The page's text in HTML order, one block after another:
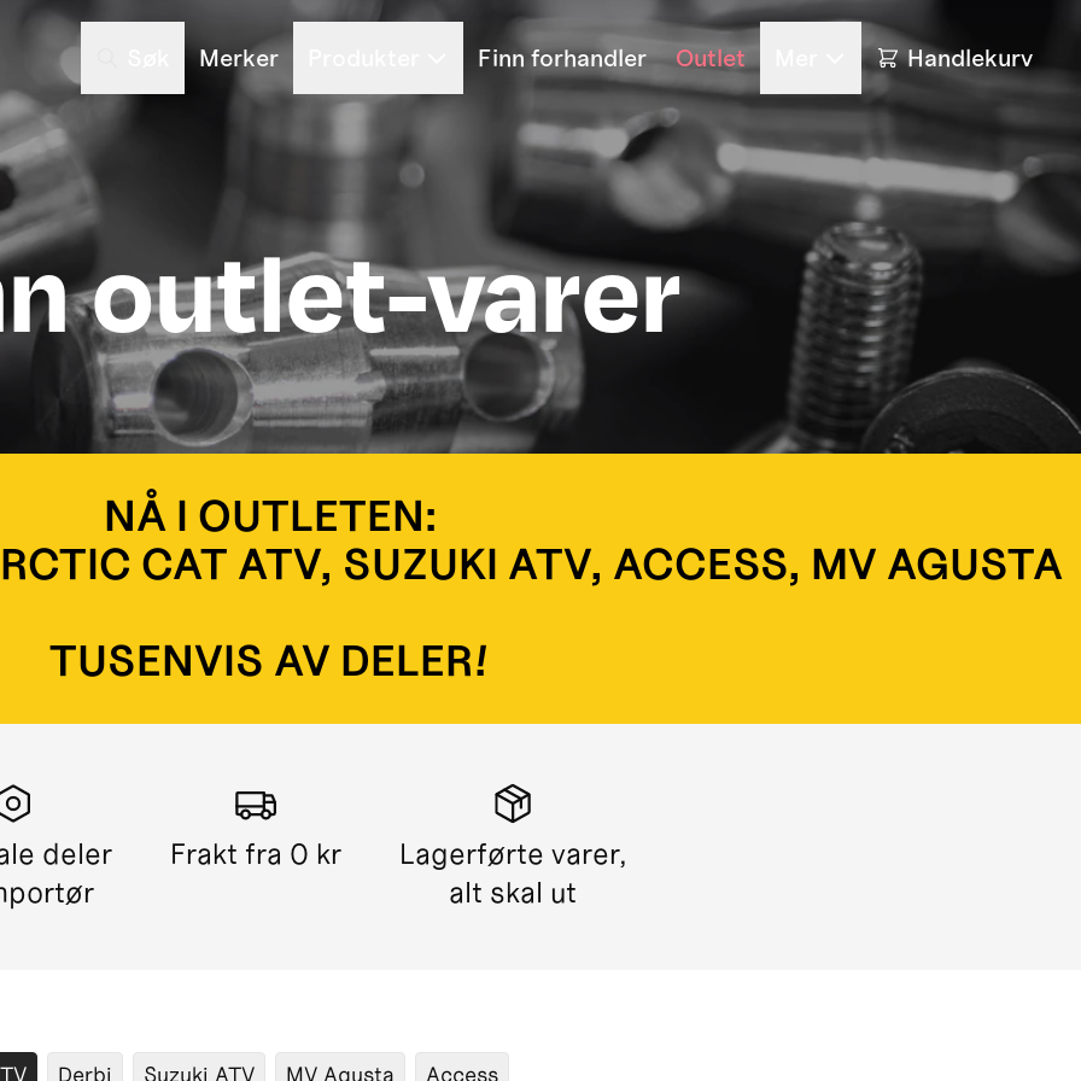
Merker Finn forhandler Outlet Handlekurv
outlet-varer
NÅ I OUTLETEN:
CAT ATV, SUZUKI ATV, ACCESS, MV AGUSTA
TUSENVIS AV DELER!
deler
Frakt fra 0 kr
Lagerførte varer,
alt skal ut
Derbi Suzuki ATV MV Agusta Access